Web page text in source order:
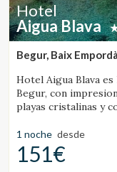
Hotel
Aigua Blava
Begur, Baix
Hotel Aigua Blava
Begur, con
playas cristalinas y
1 noche desde
151€